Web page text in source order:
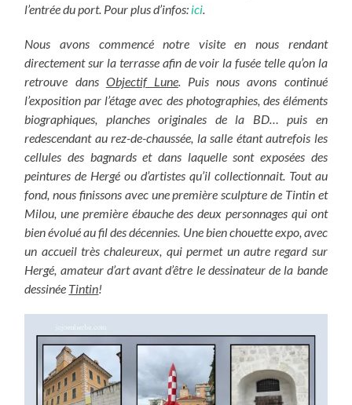
l’entrée du port. Pour plus d’infos: ici.
Nous avons commencé notre visite en nous rendant
directement sur la terrasse afin de voir la fusée telle qu’on la
retrouve dans Objectif Lune. Puis nous avons continué
l’exposition par l’étage avec des photographies, des éléments
biographiques, planches originales de la BD… puis en
redescendant au rez-de-chaussée, la salle étant autrefois les
cellules des bagnards et dans laquelle sont exposées des
peintures de Hergé ou d’artistes qu’il collectionnait. Tout au
fond, nous finissons avec une première sculpture de Tintin et
Milou, une première ébauche des deux personnages qui ont
bien évolué au fil des décennies. Une bien chouette expo, avec
un accueil très chaleureux, qui permet un autre regard sur
Hergé, amateur d’art avant d’être le dessinateur de la bande
dessinée Tintin!